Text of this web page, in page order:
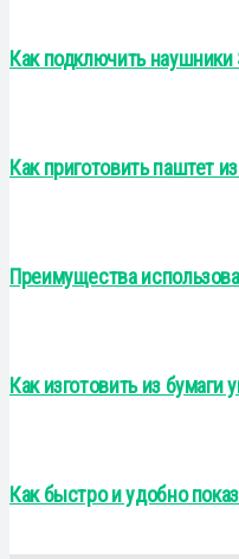
Как подключить
Как приготовить паштет
Преимущества
Как изготовить из
Как быстро и удобно